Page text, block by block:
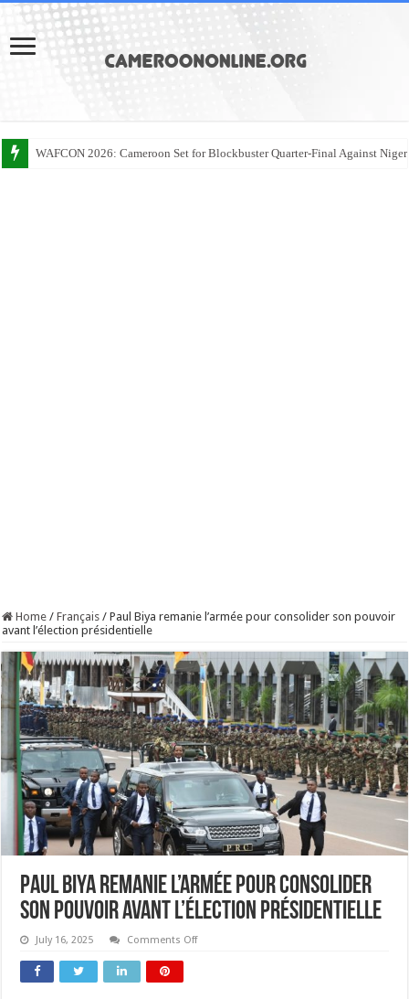
WAFCON 2026: Cameroon Set for Blockbuster Quarter-Final Against
Home / Français / Paul Biya remanie l’armée pour consolider son pouvoir
avant l’élection présidentielle
Paul Biya remanie l’armée pour consolider
son pouvoir avant l’élection présidentielle
July 16, 2025 Comments Offon